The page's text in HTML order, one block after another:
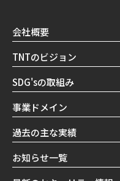
会社概要
TNTのビジョン
SDG'sの取組み
事業ドメイン
過去の主な実績
お知らせ一覧